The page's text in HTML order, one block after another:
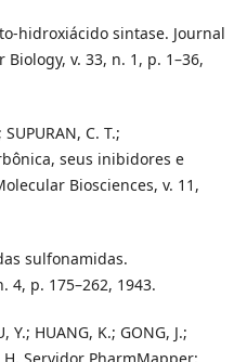
hidroxiácido sintase. Journal
v. 33, n. 1, p. 1–36,
SUPURAN, C. T.;
seus inibidores e
Biosciences, v. 11,
sulfonamidas.
4, p. 175–262, 1943.
Y.; HUANG, K.; GONG, J.;